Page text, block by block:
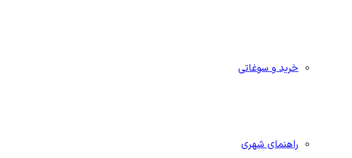
خرید و سوغاتی
راهنمای شهری